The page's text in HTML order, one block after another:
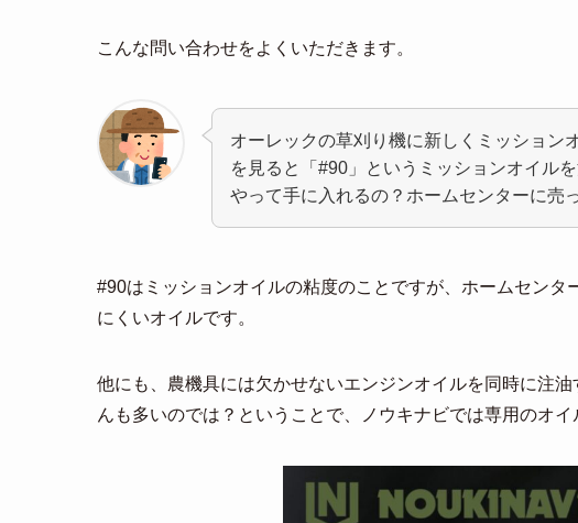
こんな問い合わせをよくいただきます。
オーレックの草刈り機に新しくミッション
を見ると「#90」というミッションオイル
やって手に入れるの？ホームセンターに売
#90はミッションオイルの粘度のことですが、ホームセンタ
にくいオイルです。
他にも、農機具には欠かせないエンジンオイルを同時に注
んも多いのでは？ということで、ノウキナビでは専用のオイ